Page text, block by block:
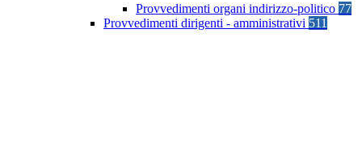
Provvedimenti organi indirizzo-politico 77
Provvedimenti dirigenti - amministrativi 511